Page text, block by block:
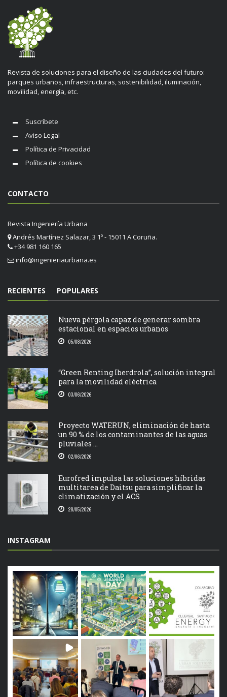
Revista de soluciones para el diseño de las ciudades del futuro:
parques urbanos, infraestructuras, sostenibilidad, iluminación,
movilidad, energía, etc.
Suscríbete
Aviso Legal
Política de Privacidad
Política de cookies
CONTACTO
Revista Ingeniería Urbana
Andrés Martínez Salazar, 3 1º - 15011 A Coruña.
+34 981 160 165
info@ingenieriaurbana.es
RECIENTES POPULARES
Nueva pérgola capaz de generar sombra
estacional en espacios urbanos
05/08/2026
“Green Renting Iberdrola”, solución integral
para la movilidad eléctrica
03/06/2026
Proyecto WATERUN, eliminación de hasta
un 90 % de los contaminantes de las aguas
pluviales ...
02/06/2026
Eurofred impulsa las soluciones híbridas
multitarea de Daitsu para simplificar la
climatización y el ACS
28/05/2026
INSTAGRAM